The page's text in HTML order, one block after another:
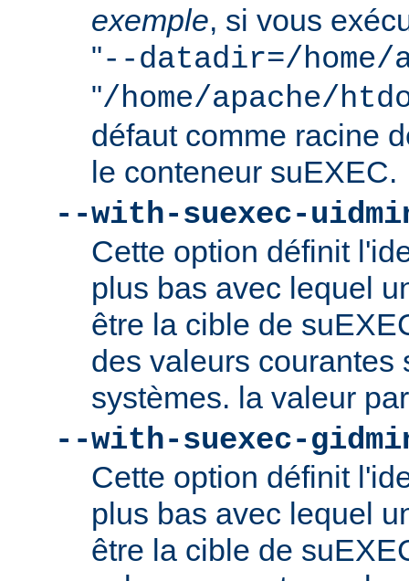
exemple, si vous
"--datadir=/home/
"/home/apache/
défaut comme racine
le conteneur suEXEC.
--with-suexec-
Cette option définit
plus bas avec lequel
être la cible de
des valeurs courantes
systèmes. la valeur
--with-suexec-
Cette option définit
plus bas avec lequel
être la cible de